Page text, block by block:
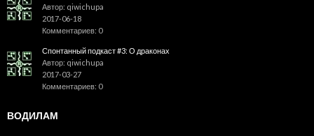
Автор: qiwichupa
2017-06-18
Комментариев: 0
Спонтанный подкаст #3: О драконах
Автор: qiwichupa
2017-03-27
Комментариев: 0
ВОДИЛАМ